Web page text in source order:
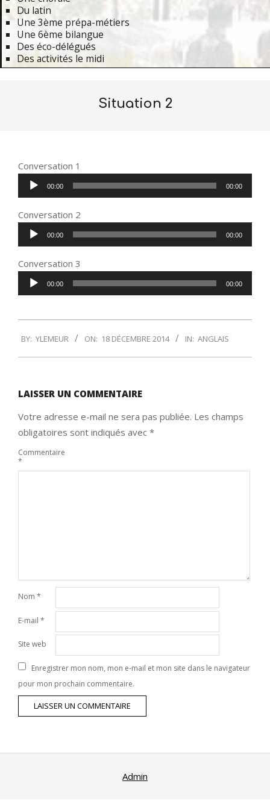
Du latin
Une 3ème prépa-métiers
Une 6ème bilangue
Des éco-délégués
Des activités le midi
Situation 2
Conversation 1
Lecteur
audio
00:00 00:00
Conversation 2
Lecteur
audio
00:00 00:00
Conversation 3
Lecteur
audio
00:00 00:00
12-
18
BY: YLEMEUR ON: 18 DÉCEMBRE 2014 IN: ANGLAIS
LAISSER UN COMMENTAIRE
Votre adresse e-mail ne sera pas publiée. Les champs
obligatoires sont indiqués avec *
Commentaire
*
Nom *
E-mail *
Site web
Enregistrer mon nom, mon e-mail et mon site dans le navigateur
pour mon prochain commentaire.
Admin